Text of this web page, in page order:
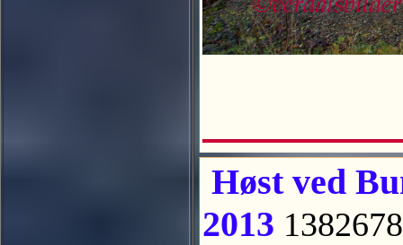
Høst ved
2013